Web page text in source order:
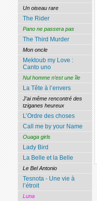
Un oiseau rare
The Rider
Pano ne passera pas
The Third Murder
Mon oncle
Mektoub my Love :
Canto uno
Nul homme n’est une île
La Tête à l’envers
J’ai même rencontré des
tziganes heureux
L’Ordre des choses
Call me by your Name
Ouaga girls
Lady Bird
La Belle et la Belle
Le Bel Antonio
Tesnota - Une vie à
l’étroit
Luna